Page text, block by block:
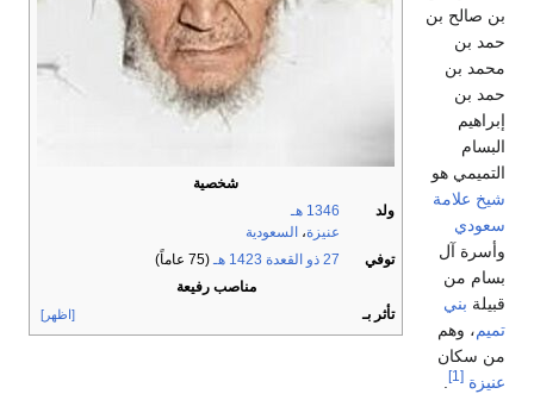
شخصية
ولد
1346 هـ
عنيزة، السعودية
توفي
27 ذو القعدة 1423 هـ
(75 عاماً)
مناصب رفيعة
تأثر بـ
[اظهر]
بن صالح بن
حمد بن
محمد بن
حمد بن
إبراهيم
البسام
التميمي هو
شيخ علامة
سعودي
وأسرة آل
بسام من
قبيلة بني
تميم، وهم
من سكان
عنيزة [1]